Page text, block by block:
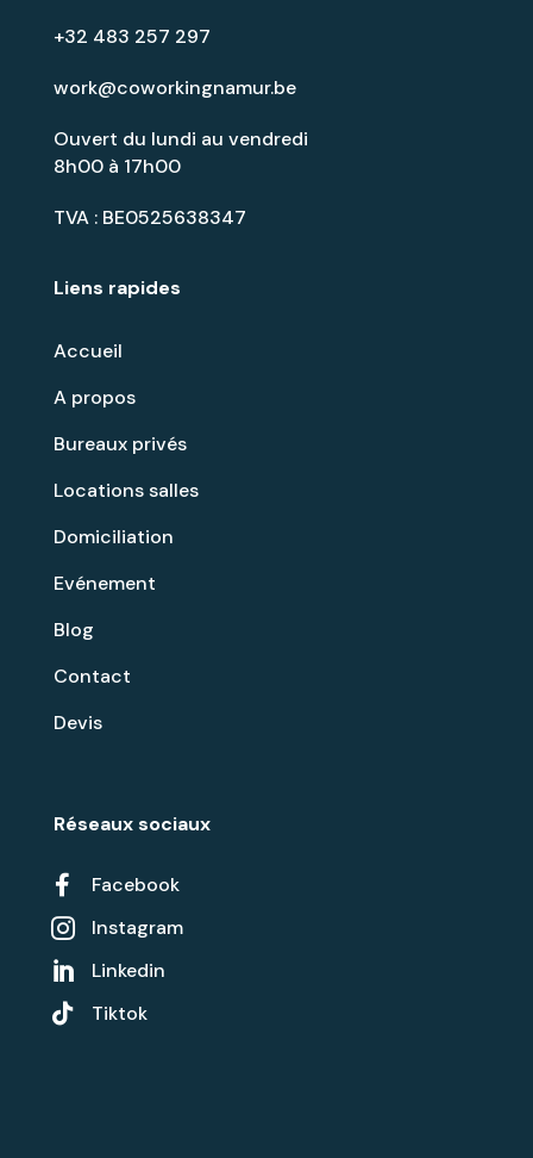
Réseaux sociaux
 Facebook
 Instagram

Linkedin

Tiktok
Liens rapides
Accueil
A propos
Bureaux privés
Locations salles
Domiciliation
Evénement
Blog
Contact
Devis
+32 483 257 297
work@coworkingnamur.be
Ouvert du lundi au vendredi
8h00 à 17h00
TVA : BE0525638347